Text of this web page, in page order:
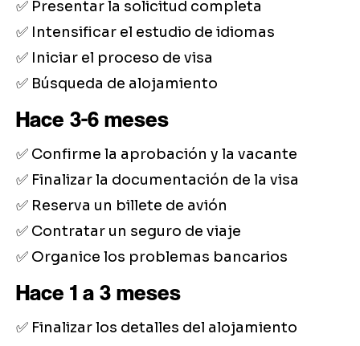
✅ Presentar la solicitud completa
✅ Intensificar el estudio de idiomas
✅ Iniciar el proceso de visa
✅ Búsqueda de alojamiento
Hace 3-6 meses
✅ Confirme la aprobación y la vacante
✅ Finalizar la documentación de la visa
✅ Reserva un billete de avión
✅ Contratar un seguro de viaje
✅ Organice los problemas bancarios
Hace 1 a 3 meses
✅ Finalizar los detalles del alojamiento